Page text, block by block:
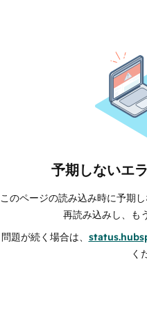
予期しないエ
このページの読み込み時に予期
再読み込みし、も
問題が続く場合は、
く